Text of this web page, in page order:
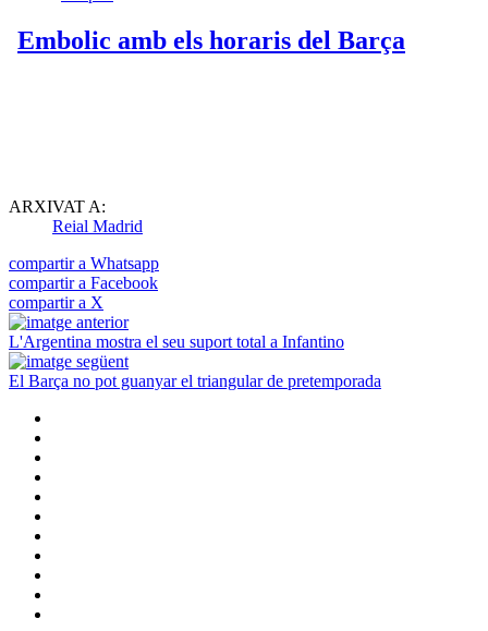
ARXIVAT A:
Reial Madrid
compartir a Whatsapp
compartir a Facebook
compartir a X
L'Argentina mostra el seu suport total a Infantino
El Barça no pot guanyar el triangular de pretemporada